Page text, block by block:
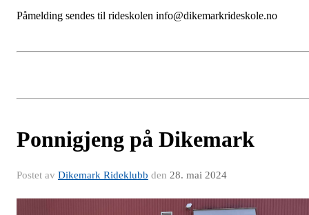
Påmelding sendes til rideskolen info@dikemarkrideskole.no
Ponnigjeng på Dikemark
Postet av Dikemark Rideklubb den 28. mai 2024